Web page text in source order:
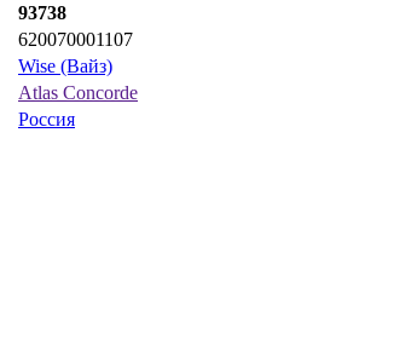
93738
620070001107
Wise (Вайз)
Atlas Concorde
Россия